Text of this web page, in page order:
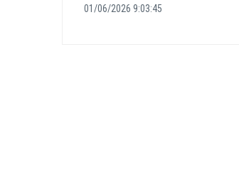
01/06/2026 9:03:45